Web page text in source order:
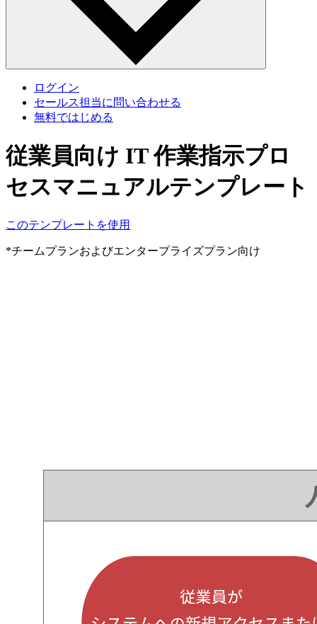
ログイン
セールス担当に問い合わせる
無料ではじめる
従業員向け IT 作業指示プロ
セスマニュアルテンプレート
このテンプレートを使用
*チームプランおよびエンタープライズプラン向け